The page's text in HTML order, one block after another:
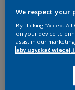
We respect your
By clicking “Accept
on your device to
assist in our
aby uzyskać więcej